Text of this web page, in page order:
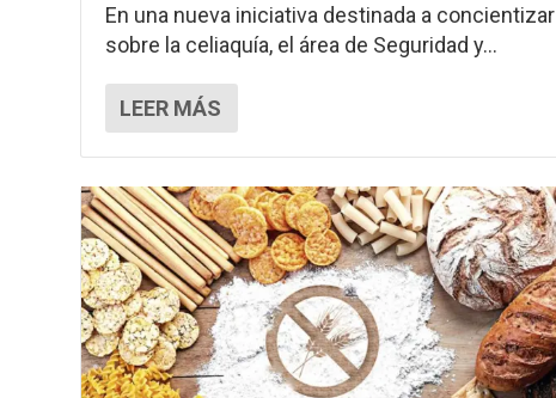
En una nueva iniciativa destinada a concientizar
sobre la celiaquía, el área de Seguridad y...
LEER MÁS